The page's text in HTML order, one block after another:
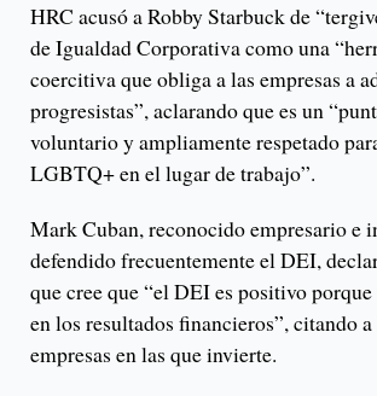
HRC acusó a Robby Starbuck de
de Igualdad Corporativa como una
coercitiva que obliga a las empresas a
progresistas”, aclarando que es un
voluntario y ampliamente respetado
LGBTQ+ en el lugar de trabajo”.
Mark Cuban, reconocido empresario e
defendido frecuentemente el DEI,
que cree que “el DEI es positivo
en los resultados financieros”, citando
empresas en las que invierte.